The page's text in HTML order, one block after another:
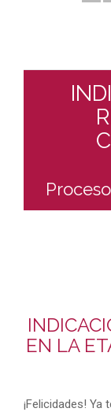
EN LA
¡Felicidades! Ya